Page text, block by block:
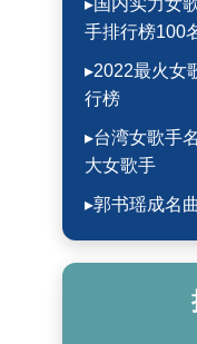
▸国内实力女
手排行榜100
▸2022最火女
行榜
▸台湾女歌手
大女歌手
▸郭书瑶成名